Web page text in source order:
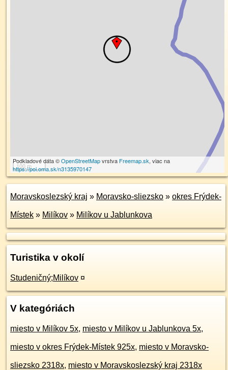
100 m
Podkladové dáta ©OpenStreetMapvrstva Freemap.sk, viac na
https://poi.oma.sk/n3135970147
Moravskoslezský kraj » Moravsko-sliezsko » okres Frýdek-
Místek » Milíkov » Milíkov u Jablunkova
Turistika v okolí
Studeničný;Milíkov ¤
V kategóriách
miesto v Milíkov 5x, miesto v Milíkov u Jablunkova 5x,
miesto v okres Frýdek-Místek 925x, miesto v Moravsko-
sliezsko 2318x, miesto v Moravskoslezský kraj 2318x